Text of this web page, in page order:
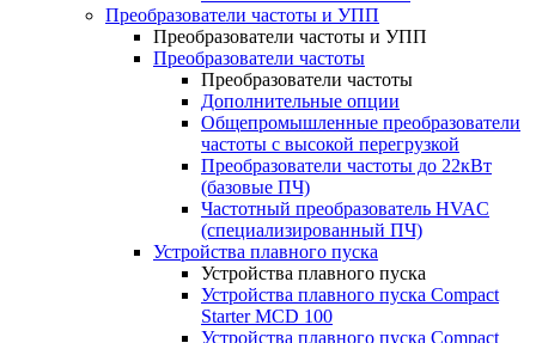
Преобразователи частоты и УПП
Преобразователи частоты и УПП
Преобразователи частоты
Преобразователи частоты
Дополнительные опции
Общепромышленные преобразователи
частоты с высокой перегрузкой
Преобразователи частоты до 22кВт
(базовые ПЧ)
Частотный преобразователь HVAC
(специализированный ПЧ)
Устройства плавного пуска
Устройства плавного пуска
Устройства плавного пуска Compact
Starter MCD 100
Устройства плавного пуска Compact